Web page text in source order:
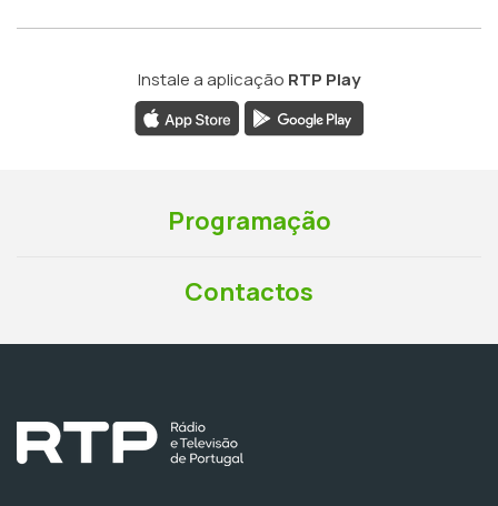
Instale a aplicação RTP Play
Programação
Contactos